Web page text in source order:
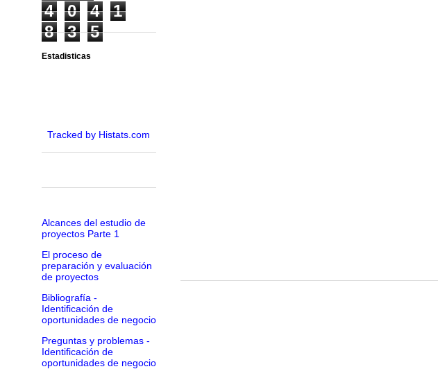
4 0 4
1
8
3 5
Estadisticas
Tracked by Histats.com
Alcances del estudio de
proyectos Parte 1
El proceso de
preparación y evaluación
de proyectos
Bibliografía -
Identificación de
oportunidades de negocio
Preguntas y problemas -
Identificación de
oportunidades de negocio